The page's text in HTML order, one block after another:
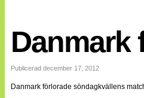
EM 2013
Internationellt
Bildreportage
Bloggar
Danmark
Publicerad december 17, 2012
Danmark förlorade söndagkvällens